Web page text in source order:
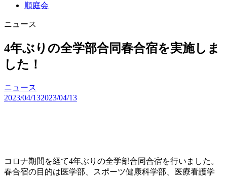
順庭会
ニュース
4年ぶりの全学部合同春合宿を実施しま
した！
ニュース
2023/04/132023/04/13
コロナ期間を経て4年ぶりの全学部合同合宿を行いました。
春合宿の目的は医学部、スポーツ健康科学部、医療看護学